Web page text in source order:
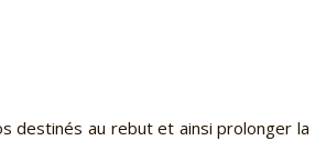
destinés au rebut et ainsi prolonger la